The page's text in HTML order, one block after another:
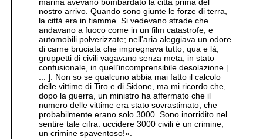
marina avevano bombardato la città prima del
nostro arrivo. Quando sono giunte le forze di terra,
la città era in fiamme. Si vedevano strade che
andavano a fuoco come in un film catastrofe, e
automobili polverizzate; nell'aria aleggiava un odore
di carne bruciata che impregnava tutto; qua e là,
gruppetti di civili vagavano senza meta, in stato
confusionale, in quell’incomprensibile desolazione [
... ]. Non so se qualcuno abbia mai fatto il calcolo
delle vittime di Tiro e di Sidone, ma mi ricordo che,
dopo la guerra, un ministro ha affermato che il
numero delle vittime era stato sovrastimato, che
probabilmente erano solo 3000. Sono inorridito nel
sentire tale cifra: uccidere 3000 civili è un crimine,
un crimine spaventoso!».